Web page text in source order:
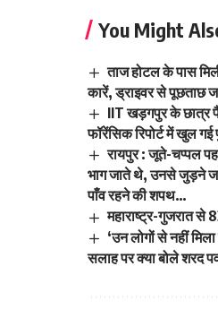
You Might
ताज होटल के पास
कारें, ड्राइवर से पूछताछ
IIT खड़गपुर के छात्र
फॉरेंसिक रिपोर्ट में खुल
रायपुर : जूते-चप्पल
भाग जाते थे, उनसे जुड़ने
पाँव रहने की शपथ…
महाराष्ट्र-गुजरात से
‘उन लोगों से नहीं
सलाह पर क्या बोले शरद